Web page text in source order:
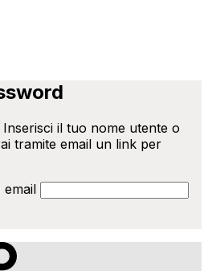
il tuo nome utente o
tramite email un link per
email
singoli utenti e quindi più preziosi per gli
Accetta